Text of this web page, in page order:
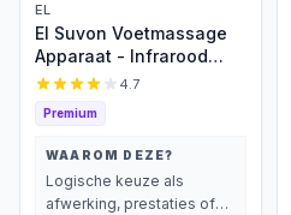
EL
El Suvon Voetmassage
Apparaat - Infrarood
Warmte - Shiatsu en
Bloedsomloop Voet en
Been - Wasbare voering
4.7
Premium
WAAROM DEZE?
Logische keuze als
afwerking, prestaties of